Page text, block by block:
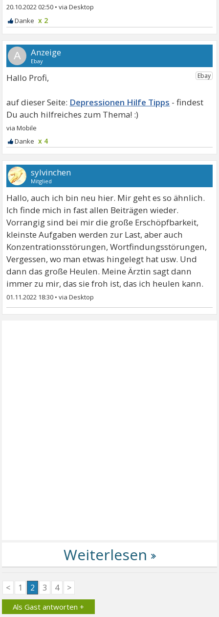
20.10.2022 02:50 •
x 2
A
Hallo Profi,
Depressionen Hilfe Tipps
x 4
sylvinchen
Mitglied
Hallo, auch ich bin neu hier. Mir geht es so ähnlich.
Ich finde mich in fast allen Beiträgen wieder.
Vorrangig sind bei mir die große Erschöpfbarkeit,
kleinste Aufgaben werden zur Last, aber auch
Konzentrationsstörungen, Wortfindungsstörungen,
Vergessen, wo man etwas hingelegt hat usw. Und
dann das große Heulen. Meine Ärztin sagt dann
immer zu mir, das sie froh ist, das ich heulen kann.
01.11.2022 18:30 •
< 1 2 3 4 >
Als Gast antworten +